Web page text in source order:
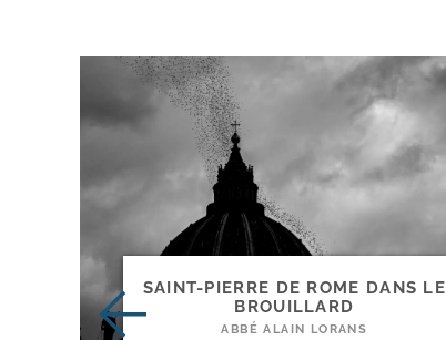
SAINT-​PIERRE DE ROME DANS LE
BROUILLARD
ABBÉ ALAIN LORANS